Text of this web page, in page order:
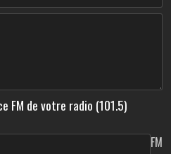
FM de votre radio (101.5)
FM